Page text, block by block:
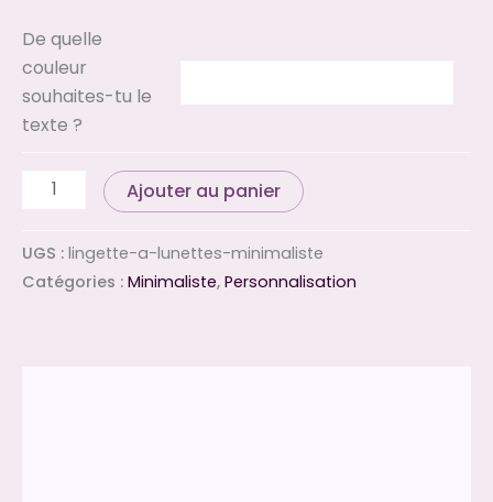
De quelle
couleur
souhaites-tu le
texte ?
Ajouter au panier
UGS : lingette-a-lunettes-minimaliste
Catégories : Minimaliste, Personnalisation